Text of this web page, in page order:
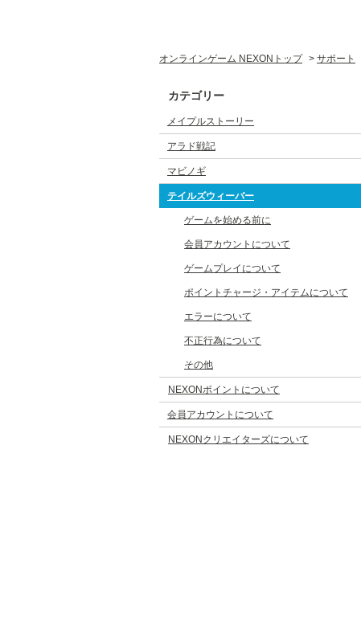
オンラインゲーム NEXONトップ > サポート
カテゴリー
メイプルストーリー
アラド戦記
マビノギ
テイルズウィーバー
ゲームを始める前に
会員アカウントについて
ゲームプレイについて
ポイントチャージ・アイテムについて
エラーについて
不正行為について
その他
NEXONポイントについて
会員アカウントについて
NEXONクリエイターズについて